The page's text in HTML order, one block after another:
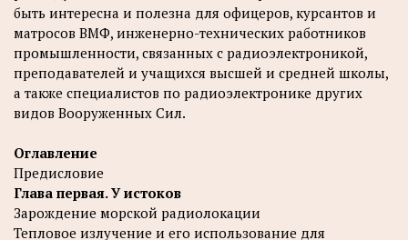
быть интересна и полезна для офицеров, курсантов и
матросов ВМФ, инженерно-технических работников
промышленности, связанных с радиоэлектроникой,
преподавателей и учащихся высшей и средней школы,
а также специалистов по радиоэлектронике других
видов Вооруженных Сил.
Оглавление
Предисловие
Глава первая. У истоков
Зарождение морской радиолокации
Тепловое излучение и его использование для